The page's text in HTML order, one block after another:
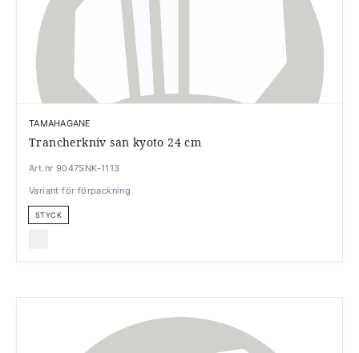
TAMAHAGANE
Trancherkniv san kyoto 24 cm
Art.nr 9047SNK-1113
Variant för förpackning
STYCK